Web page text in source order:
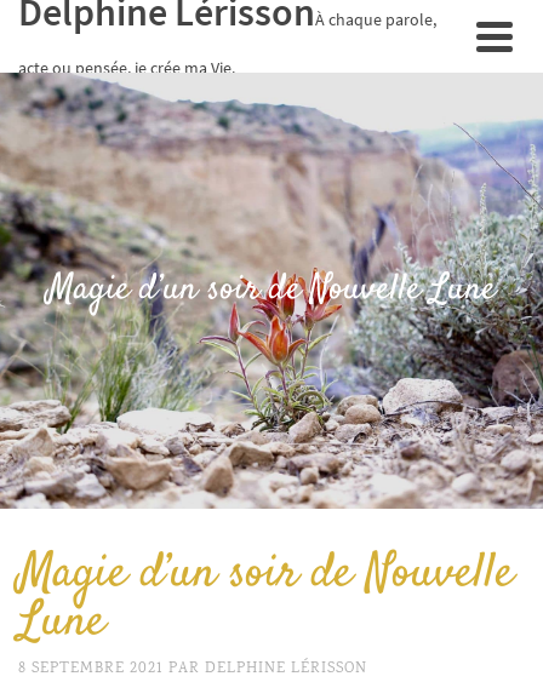
Delphine LérissonÀ chaque parole,
acte ou pensée, je crée ma Vie.
Magie d’un soir de Nouvelle Lune
Magie d’un soir de Nouvelle
Lune
8 SEPTEMBRE 2021 PAR DELPHINE LÉRISSON